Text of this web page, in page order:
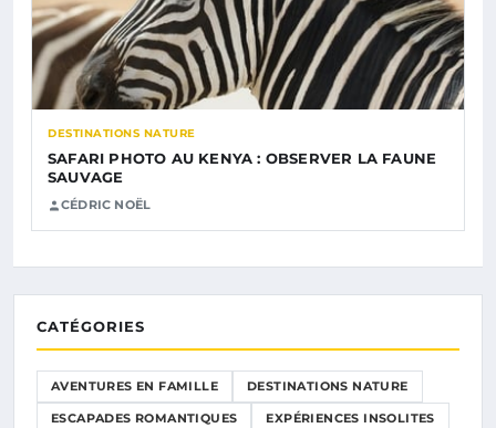
DESTINATIONS NATURE
SAFARI PHOTO AU KENYA : OBSERVER LA FAUNE
SAUVAGE
CÉDRIC NOËL
CATÉGORIES
AVENTURES EN FAMILLE DESTINATIONS NATURE
ESCAPADES ROMANTIQUES EXPÉRIENCES INSOLITES